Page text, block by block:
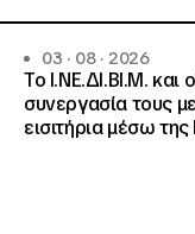
03 · 08 · 2026
Το Ι.ΝΕ.ΔΙ.ΒΙ.Μ. και
συνεργασία τους
εισιτήρια μέσω